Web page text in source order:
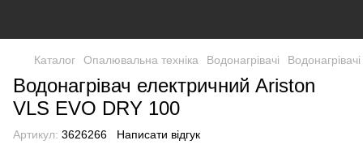
Каталог Опалювальна техніка Водонагрівачі
Водонагрівач електричний Ariston
VLS EVO DRY 100
Артикул: 3626266 Написати відгук